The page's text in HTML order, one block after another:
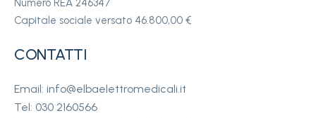
Numero REA 246347
Capitale sociale versato 46.800,00 €
CONTATTI
Email: info@elbaelettromedicali.it
Tel: 030 2160566